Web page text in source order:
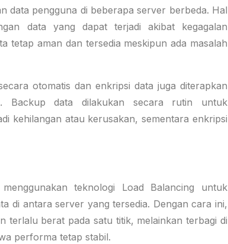
data pengguna di beberapa server berbeda. Hal
data yang dapat terjadi akibat kegagalan
tetap aman dan tersedia meskipun ada masalah
otomatis dan enkripsi data juga diterapkan
Backup data dilakukan secara rutin untuk
kehilangan atau kerusakan, sementara enkripsi
teknologi Load Balancing untuk
di antara server yang tersedia. Dengan cara ini,
terlalu berat pada satu titik, melainkan terbagi di
performa tetap stabil.